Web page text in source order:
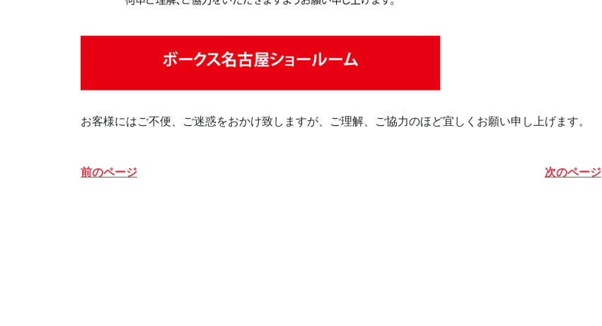
お客様にはご不便、ご迷惑をおかけ致しますが、ご理解、ご協力のほど宜しくお願い申し上げます。
前のページ 次のページ